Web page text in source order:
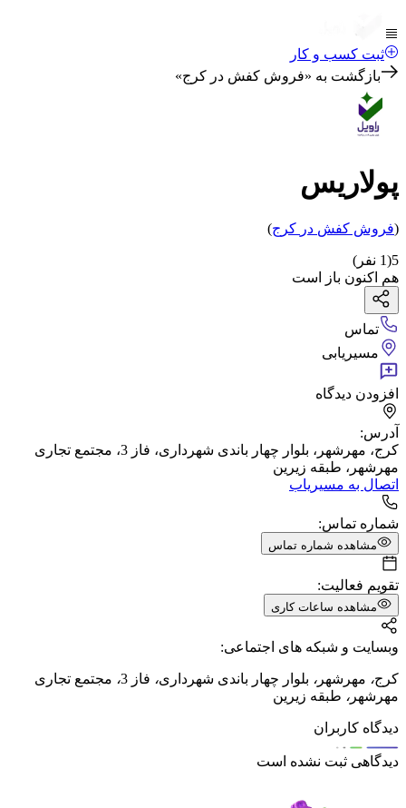
ثبت کسب و کار
بازگشت به «فروش کفش در کرج»
پولاریس
(فروش کفش در کرج)
5
(
1 نفر)
هم اکنون باز است
تماس
مسیریابی
افزودن دیدگاه
آدرس:
کرج، مهرشهر، بلوار چهار باندی شهرداری، فاز 3، مجتمع تجاری
مهرشهر، طبقه زیرین
اتصال به مسیریاب
شماره تماس:
مشاهده شماره تماس
تقویم فعالیت:
مشاهده ساعات کاری
وبسایت و شبکه های اجتماعی:
کرج، مهرشهر ، بلوار چهار باندی شهرداری، فاز 3 ، مجتمع تجاری
مهرشهر ، طبقه زیرین
دیدگاه کاربران
دیدگاهی ثبت نشده است